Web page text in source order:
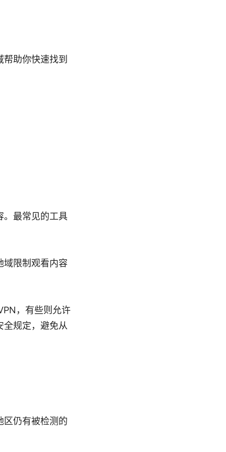
助你快速找到
。最常见的工具
域限制观看内容
，有些则允许
全规定，避免从
区仍有被检测的